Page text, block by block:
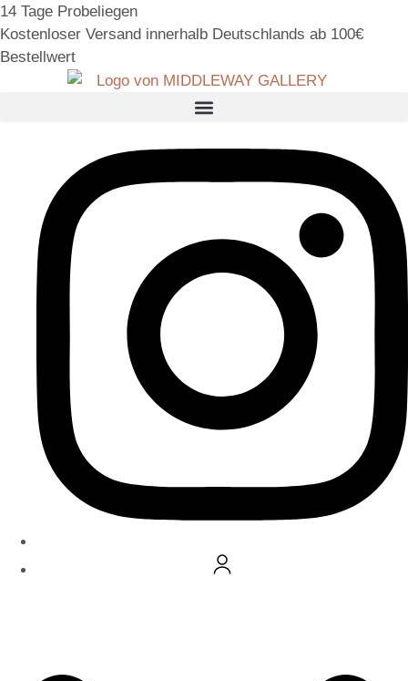
14 Tage Probeliegen
Kostenloser Versand innerhalb Deutschlands ab 100€
Bestellwert